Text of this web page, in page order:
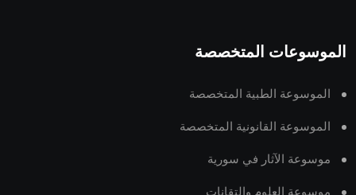
الموسوعات المتخصصة
الموسوعة الطبية المتخصصة
الموسوعة القانونية المتخصصة
موسوعة الآثار في سورية
موسوعة العلوم والتقانات